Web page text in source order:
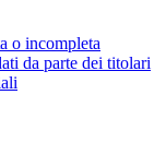
o incompleta
da parte dei titolari